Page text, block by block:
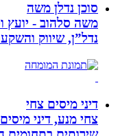
סוכן נדלן משה
משה סלהוב - יועץ
נדל”ן, שיווק
דיני מיסים צחי
צחי מנע, דיני מיסים,